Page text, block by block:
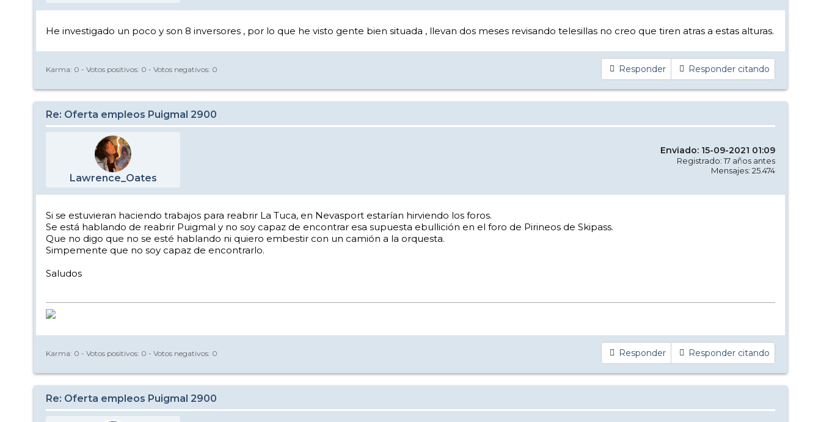
He investigado un poco y son 8 inversores , por lo que he visto gente bien situada , llevan dos meses revisando telesillas no creo que tiren atras a estas alturas.
Responder Responder citando
Karma: 0 - Votos positivos: 0 - Votos negativos: 0
Re: Oferta empleos Puigmal 2900
Lawrence_Oates
Enviado: 15-09-2021 01:09
Registrado: 17 años antes
Mensajes: 25.474
Si se estuvieran haciendo trabajos para reabrir La Tuca, en Nevasport estarían hirviendo los foros.
Se está hablando de reabrir Puigmal y no soy capaz de encontrar esa supuesta ebullición en el foro de Pirineos de Skipass.
Que no digo que no se esté hablando ni quiero embestir con un camión a la orquesta.
Simpemente que no soy capaz de encontrarlo.
Saludos
Responder Responder citando
Karma: 0 - Votos positivos: 0 - Votos negativos: 0
Re: Oferta empleos Puigmal 2900